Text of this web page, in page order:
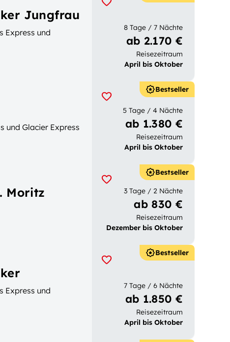
Jungfrau
Express und
8 Tage / 7 Nächte
ab 2.170 €
Reisezeitraum
April bis Oktober
Bestseller
und Glacier Express
5 Tage / 4 Nächte
ab 1.380 €
Reisezeitraum
April bis Oktober
Bestseller
Moritz 3 Tage / 2 Nächte
ab 830 €
Reisezeitraum
Dezember bis Oktober
Bestseller
Express und
7 Tage / 6 Nächte
ab 1.850 €
Reisezeitraum
April bis Oktober